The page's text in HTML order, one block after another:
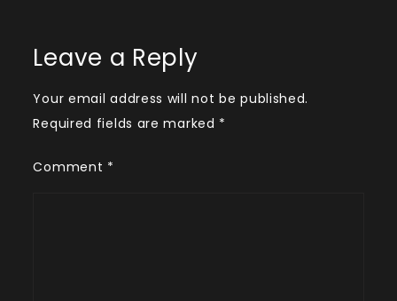
Leave a Reply
Your email address will not be published.
Required fields are marked *
Comment *